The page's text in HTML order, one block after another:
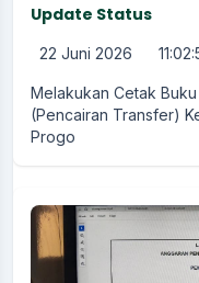
Update Status
22 Juni 2026
Melakukan Cetak
(Pencairan Transfer)
Progo